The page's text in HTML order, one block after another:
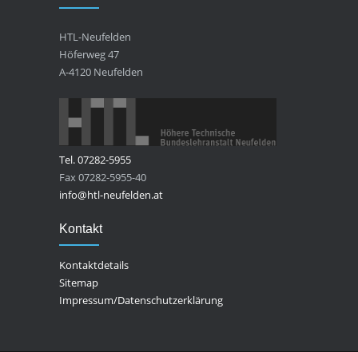
HTL-Neufelden
Höferweg 47
A-4120 Neufelden
Tel. 07282-5955
Fax 07282-5955-40
info@htl-neufelden.at
Kontakt
Kontaktdetails
Sitemap
Impressum/Datenschutzerklärung